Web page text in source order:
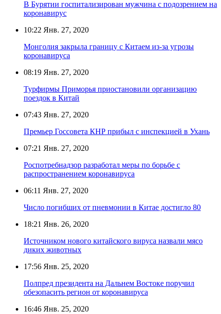
В Бурятии госпитализирован мужчина с подозрением на
коронавирус
10:22 Янв. 27, 2020
Монголия закрыла границу с Китаем из-за угрозы
коронавируса
08:19 Янв. 27, 2020
Турфирмы Приморья приостановили организацию
поездок в Китай
07:43 Янв. 27, 2020
Премьер Госсовета КНР прибыл с инспекцией в Ухань
07:21 Янв. 27, 2020
Роспотребнадзор разработал меры по борьбе с
распространением коронавируса
06:11 Янв. 27, 2020
Число погибших от пневмонии в Китае достигло 80
18:21 Янв. 26, 2020
Источником нового китайского вируса назвали мясо
диких животных
17:56 Янв. 25, 2020
Полпред президента на Дальнем Востоке поручил
обезопасить регион от коронавируса
16:46 Янв. 25, 2020